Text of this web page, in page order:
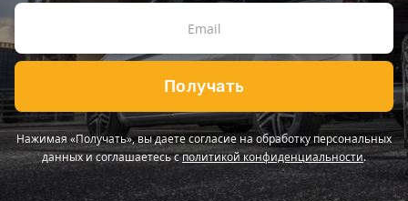
Получать
Нажимая «Получать», вы даете согласие на обработку персональных
данных и соглашаетесь сполитикой конфиденциальности.